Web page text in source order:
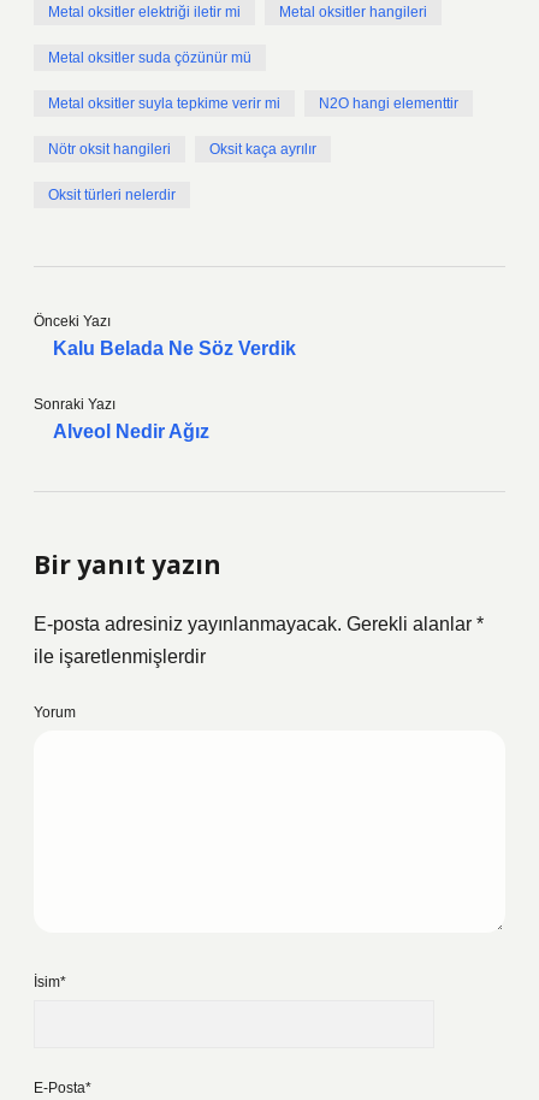
Metal oksitler elektriği iletir mi Metal oksitler hangileri
Metal oksitler suda çözünür mü
Metal oksitler suyla tepkime verir mi N2O hangi elementtir
Nötr oksit hangileri Oksit kaça ayrılır
Oksit türleri nelerdir
Önceki Yazı
Kalu Belada Ne Söz Verdik
Sonraki Yazı
Alveol Nedir Ağız
Bir yanıt yazın
E-posta adresiniz yayınlanmayacak. Gerekli alanlar *
ile işaretlenmişlerdir
Yorum
İsim*
E-Posta*